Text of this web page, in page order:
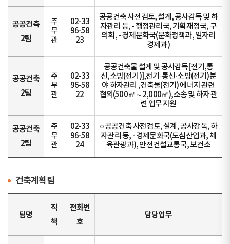
공공건축
2팀
주
무
관
02-33
96-58
23
공공건축 사전검토, 설계, 공사감독 및 하
자관리 등, - 행정관리국, 기획재정국, 구
의회, - 경제문화국(문화정책과, 일자리
경제과)
공공건축
2팀
주
무
관
02-33
96-58
22
공공건축물 설계 및 공사감독[전기,통
신,소방(전기)],전기·통신·소방(전기)분
야 하자관리 ,건축물(전기) 에너지 관련
협의(500㎡～2,000㎡),소송 및 하자 관
련 업무 지원
공공건축
2팀
주
무
관
02-33
96-58
24
○ 공공건축 사전검토, 설계, 공사감독, 하
자관리 등, - 경제문화국(도심산업과, 체
육관광과), 안전건설교통국, 보건소
건축계획팀
팀명
직
책
전화번
호
담당업무